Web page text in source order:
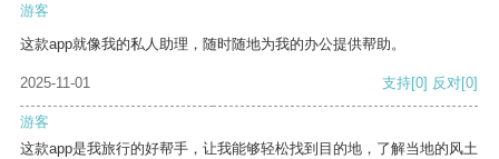
游客
这款app就像我的私人助理，随时随地为我的办公提供帮助。
2025-11-01 支持[0] 反对[0]
游客
这款app是我旅行的好帮手，让我能够轻松找到目的地，了解当地的风土